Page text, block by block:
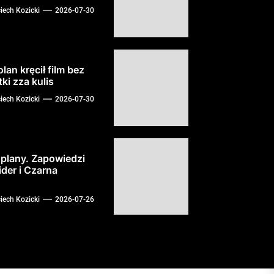
Kozicki 2026-07-30
kręcił film bez
zza kulis
Kozicki 2026-07-30
Zapowiedzi
i Czarna
Kozicki 2026-07-26